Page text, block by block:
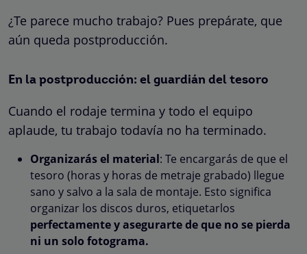
¿Te parece mucho trabajo? Pues prepárate, que
aún queda postproducción.
En la postproducción: el guardián del tesoro
Cuando el rodaje termina y todo el equipo
aplaude, tu trabajo todavía no ha terminado.
Organizarás el material: Te encargarás de que el
tesoro (horas y horas de metraje grabado) llegue
sano y salvo a la sala de montaje. Esto significa
organizar los discos duros, etiquetarlos
perfectamente y asegurarte de que no se pierda
ni un solo fotograma.